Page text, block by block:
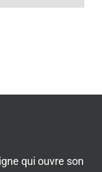
qui ouvre son